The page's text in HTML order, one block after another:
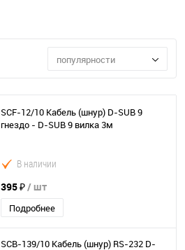
популярности
SCF-12/10 Кабель (шнур) D-SUB 9
гнездо - D-SUB 9 вилка 3м
В наличии
395 ₽/ шт
Подробнее
SCB-139/10 Кабель (шнур) RS-232 D-